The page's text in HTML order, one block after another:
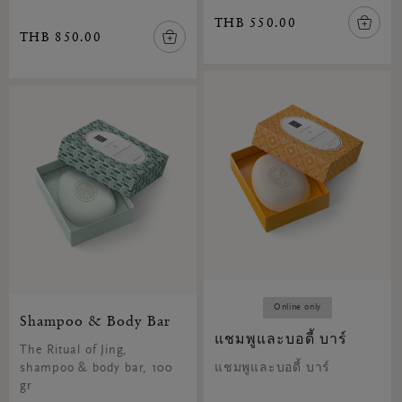
THB 850.00
THB 550.00
Online only
แชมพูและบอดี้ บาร์
แชมพูและบอดี้ บาร์
Shampoo & Body Bar
The Ritual of Jing,
shampoo & body bar, 100
gr